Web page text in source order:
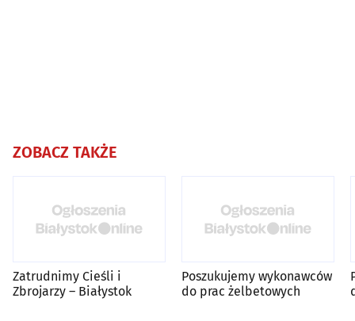
ZOBACZ TAKŻE
Zatrudnimy Cieśli i
Zbrojarzy – Białystok
Poszukujemy wykonawców
do prac żelbetowych